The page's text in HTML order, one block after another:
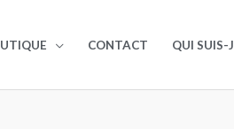
CONTACT QUI SUIS-